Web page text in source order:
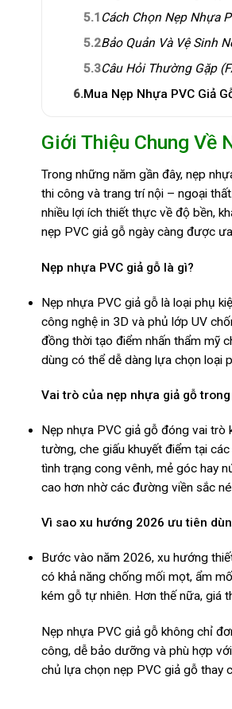
5.1 Cách Chọn Nẹp Nhựa
5.2Bảo Quản Và Vệ Sinh
5.3Câu Hỏi Thường Gặp
6.Mua Nẹp Nhựa PVC Giả
Giới Thiệu Chung Về
Trong những năm gần đây, nẹp
thi công và trang trí nội – ngoại
nhiều lợi ích thiết thực về độ bền,
nẹp PVC giả gỗ ngày càng được
Nẹp nhựa PVC giả gỗ là gì?
Nẹp nhựa PVC giả gỗ là loại phụ
công nghệ in 3D và phủ lớp UV
đồng thời tạo điểm nhấn thẩm mỹ
dùng có thể dễ dàng lựa chọn loại
Vai trò của nẹp nhựa giả gỗ
Nẹp nhựa PVC giả gỗ đóng vai trò
tường, che giấu khuyết điểm tại
tình trạng cong vênh, mẻ góc hay
cao hơn nhờ các đường viền sắc
Vì sao xu hướng 2026 ưu tiên
Bước vào năm 2026, xu hướng
có khả năng chống mối mọt, ẩm
kém gỗ tự nhiên. Hơn thế nữa, giá
Nẹp nhựa PVC giả gỗ không chỉ
công, dễ bảo dưỡng và phù hợp
chủ lựa chọn nẹp PVC giả gỗ thay